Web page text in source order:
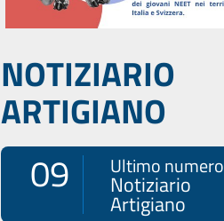
NOTIZIARIO
ARTIGIANO
09 Ultimo numero
Notiziario
Artigiano